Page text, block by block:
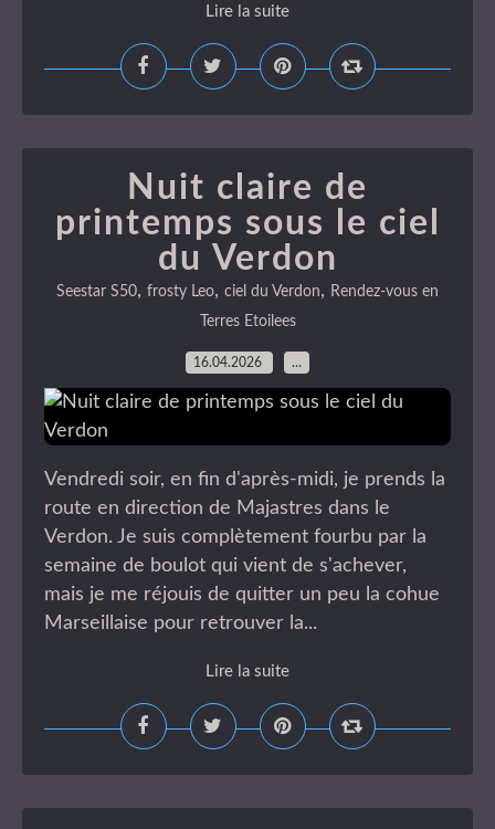
Lire la suite
Nuit claire de
printemps sous le ciel
du Verdon
Seestar S50, frosty Leo, ciel du Verdon, Rendez-vous en
Terres Etoilees
16.04.2026 …
Vendredi soir, en fin d'après-midi, je prends la
route en direction de Majastres dans le
Verdon. Je suis complètement fourbu par la
semaine de boulot qui vient de s'achever,
mais je me réjouis de quitter un peu la cohue
Marseillaise pour retrouver la...
Lire la suite